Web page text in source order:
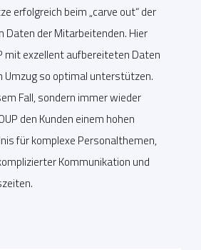
erfolgreich beim „carve out“ der
Daten der Mitarbeitenden. Hier
mit exzellent aufbereiteten Daten
Umzug so optimal unterstützen.
Fall, sondern immer wieder
den Kunden einem hohen
für komplexe Personalthemen,
Kommunikation und